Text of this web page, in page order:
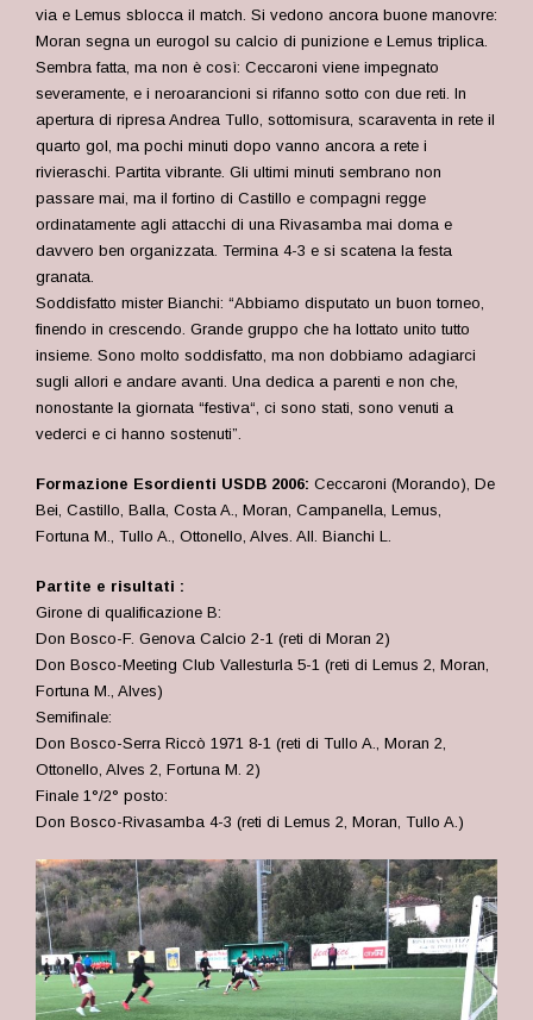
via e Lemus sblocca il match. Si vedono ancora buone manovre:
Moran segna un eurogol su calcio di punizione e Lemus triplica.
Sembra fatta, ma non è così: Ceccaroni viene impegnato
severamente, e i neroarancioni si rifanno sotto con due reti. In
apertura di ripresa Andrea Tullo, sottomisura, scaraventa in rete il
quarto gol, ma pochi minuti dopo vanno ancora a rete i
rivieraschi. Partita vibrante. Gli ultimi minuti sembrano non
passare mai, ma il fortino di Castillo e compagni regge
ordinatamente agli attacchi di una Rivasamba mai doma e
davvero ben organizzata. Termina 4-3 e si scatena la festa
granata.
Soddisfatto mister Bianchi: “Abbiamo disputato un buon torneo,
finendo in crescendo. Grande gruppo che ha lottato unito tutto
insieme. Sono molto soddisfatto, ma non dobbiamo adagiarci
sugli allori e andare avanti. Una dedica a parenti e non che,
nonostante la giornata “festiva“, ci sono stati, sono venuti a
vederci e ci hanno sostenuti”.
Formazione Esordienti USDB 2006: Ceccaroni (Morando), De
Bei, Castillo, Balla, Costa A., Moran, Campanella, Lemus,
Fortuna M., Tullo A., Ottonello, Alves. All. Bianchi L.
Partite e risultati :
Girone di qualificazione B:
Don Bosco-F. Genova Calcio 2-1 (reti di Moran 2)
Don Bosco-Meeting Club Vallesturla 5-1 (reti di Lemus 2, Moran,
Fortuna M., Alves)
Semifinale:
Don Bosco-Serra Riccò 1971 8-1 (reti di Tullo A., Moran 2,
Ottonello, Alves 2, Fortuna M. 2)
Finale 1°/2° posto:
Don Bosco-Rivasamba 4-3 (reti di Lemus 2, Moran, Tullo A.)